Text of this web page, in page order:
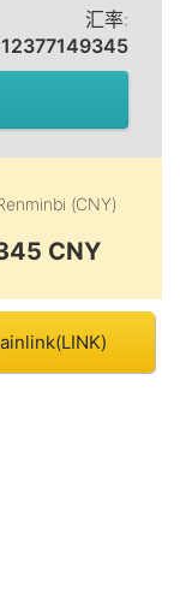
汇率:
(CNY)
CNY